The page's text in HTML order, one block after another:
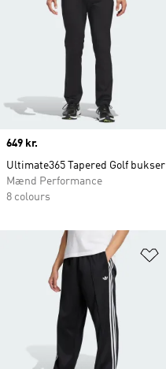
Price
649 kr.
Ultimate365 Tapered Golf bukser
Mænd Performance
8 colours